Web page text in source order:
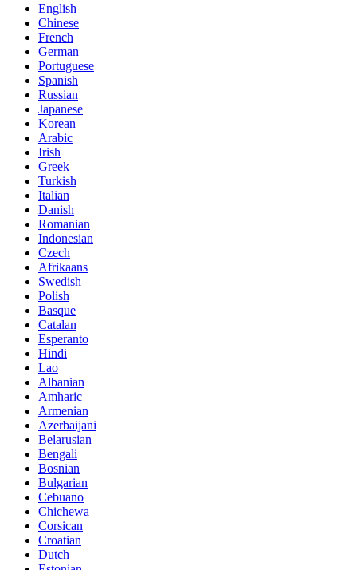
English
Chinese
French
German
Portuguese
Spanish
Russian
Japanese
Korean
Arabic
Irish
Greek
Turkish
Italian
Danish
Romanian
Indonesian
Czech
Afrikaans
Swedish
Polish
Basque
Catalan
Esperanto
Hindi
Lao
Albanian
Amharic
Armenian
Azerbaijani
Belarusian
Bengali
Bosnian
Bulgarian
Cebuano
Chichewa
Corsican
Croatian
Dutch